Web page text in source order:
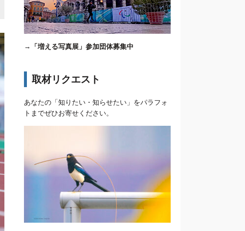
→ 「増える写真展」参加団体募集中
取材リクエスト
あなたの「知りたい・知らせたい」をパラフォ
トまでぜひお寄せください。